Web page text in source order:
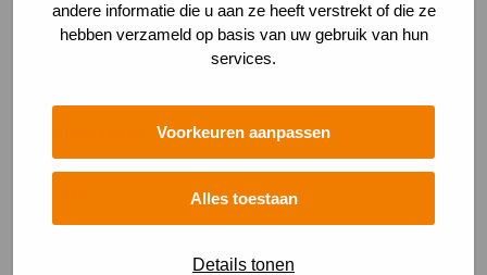
andere informatie die u aan ze heeft verstrekt of die ze
hebben verzameld op basis van uw gebruik van hun
services.
Voorkeuren aanpassen
Alles toestaan
Details tonen
Datum (Vereist)
Aantal
(Vereist)